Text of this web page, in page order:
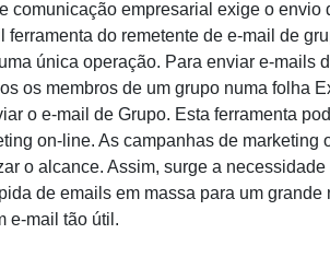
comunicação empresarial exige o
ferramenta do remetente de e-mail de
única operação. Para enviar e-mails
os membros de um grupo numa folha
o e-mail de Grupo. Esta ferramenta
on-line. As campanhas de marketing
o alcance. Assim, surge a
de emails em massa para um
e-mail tão útil.